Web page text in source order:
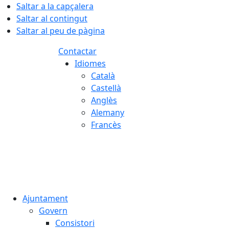
Saltar a la capçalera
Saltar al contingut
Saltar al peu de pàgina
Contactar
Idiomes
Català
Castellà
Anglès
Alemany
Francès
Ajuntament
Govern
Consistori